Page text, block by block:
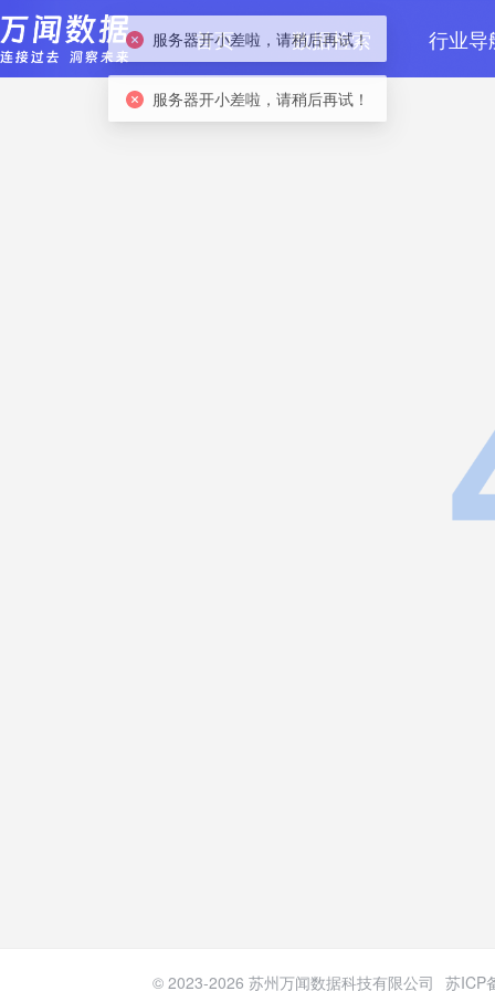
首页 数据检索 行业导
© 2023-2026 苏州万闻数据科技有限公司 苏ICP
服务器开小差啦，请稍后再试！
服务器开小差啦，请稍后再试！